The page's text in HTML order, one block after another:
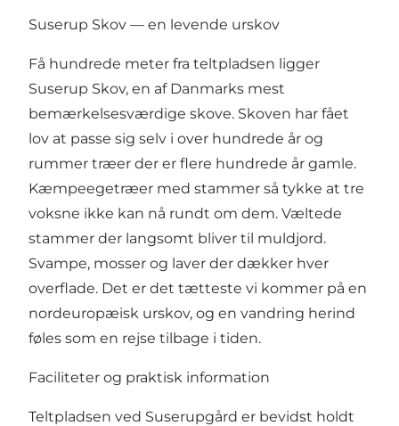
Suserup Skov — en levende urskov
Få hundrede meter fra teltpladsen ligger
Suserup Skov, en af Danmarks mest
bemærkelsesværdige skove. Skoven har fået
lov at passe sig selv i over hundrede år og
rummer træer der er flere hundrede år gamle.
Kæmpeegetræer med stammer så tykke at tre
voksne ikke kan nå rundt om dem. Væltede
stammer der langsomt bliver til muldjord.
Svampe, mosser og laver der dækker hver
overflade. Det er det tætteste vi kommer på en
nordeuropæisk urskov, og en vandring herind
føles som en rejse tilbage i tiden.
Faciliteter og praktisk information
Teltpladsen ved Suserupgård er bevidst holdt